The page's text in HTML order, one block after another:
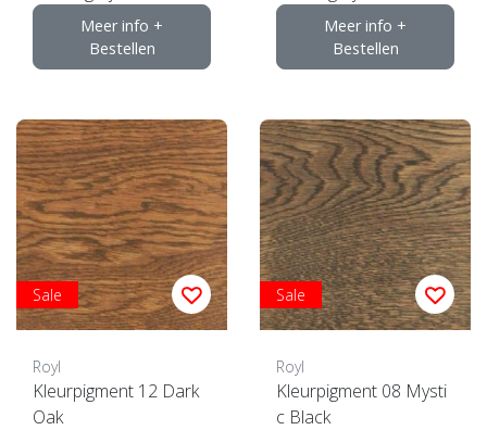
Meer info +
Bestellen
Meer info +
Bestellen
Sale
Royl
Kleurpigment 12 Dark
Oak
Sale
Royl
Kleurpigment 08 Mysti
c Black